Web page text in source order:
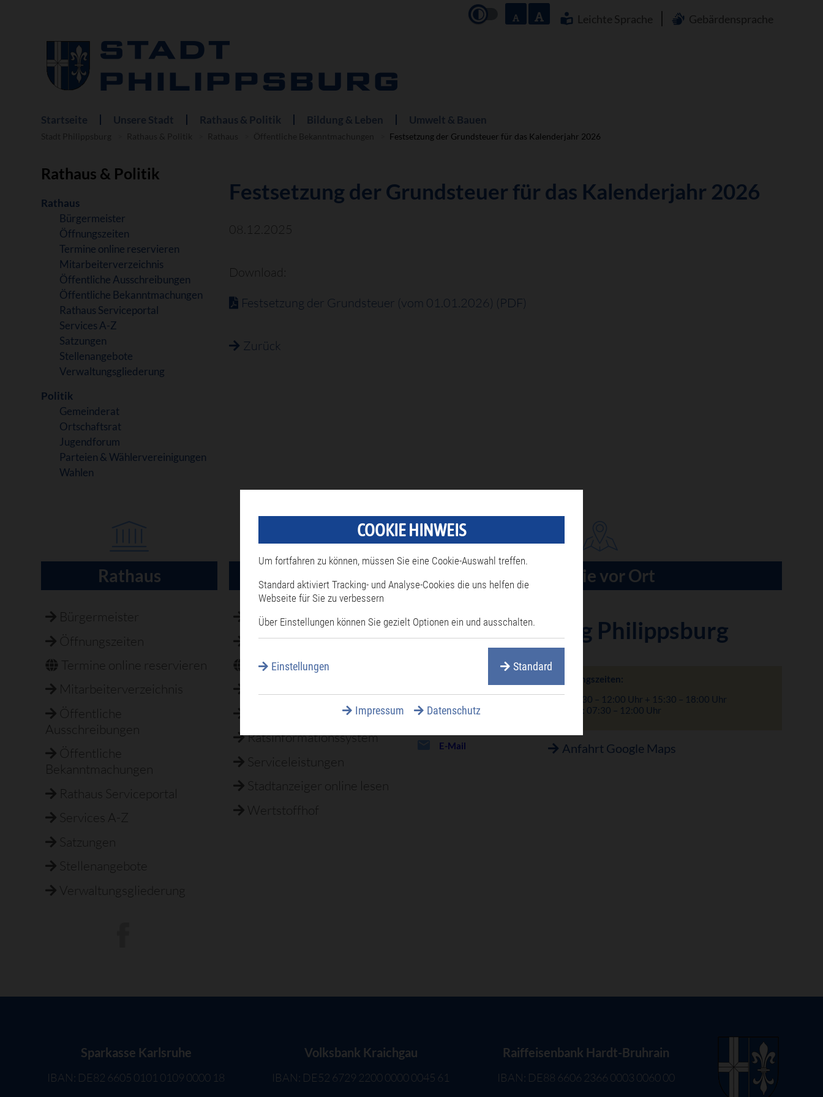
Leichte Sprache Gebärdensprache
Navigation
überspringen
Startseite Unsere Stadt Rathaus & Politik Bildung & Leben Umwelt & Bauen
Festsetzung der Grundsteuer für das Kalenderjahr 2026
Rathaus & Politik
Navigation
überspringen
Rathaus
Bürgermeister
Öffnungszeiten
Termine online reservieren
Mitarbeiterverzeichnis
Öffentliche Ausschreibungen
Öffentliche Bekanntmachungen
Rathaus Serviceportal
Services A-Z
Satzungen
Stellenangebote
Verwaltungsgliederung
Politik
Gemeinderat
Ortschaftsrat
Jugendforum
Parteien & Wählervereinigungen
Wahlen
Festsetzung der Grundsteuer für das Kalenderjahr 2026
08.12.2025
Download:
Festsetzung der Grundsteuer (vom 01.01.2026) (PDF)
Zurück
Rathaus
Bürgermeister
Öffnungszeiten
Termine online reservieren
Mitarbeiterverzeichnis
Öffentliche
Ausschreibungen
Öffentliche
Bekanntmachungen
Rathaus Serviceportal
Services A-Z
Satzungen
Stellenangebote
Verwaltungsgliederung
Häufig gesucht
Bestattungen
Ferienprogramm
Fundsachen
PhilMeet Videokonferenz
Ratsinformationssystem
Serviceleistungen
Stadtanzeiger online lesen
Wertstoffhof
Für Sie vor Ort
Stadtverwaltung Philippsburg
Rote-Tor-Straße 6 – 10,
E-Mail
Öffnungszeiten:
Mo: 7:30 – 12:00 Uhr + 15:30 – 18:00 Uhr
Di – Fr: 07:30 – 12:00 Uhr
Anfahrt Google Maps
Sparkasse Karlsruhe
IBAN: DE82 6605 0101 0109 0000 18
Volksbank Kraichgau
IBAN: DE52 6729 2200 0000 0045 61
Raiffeisenbank Hardt-Bruhrain
IBAN: DE88 6606 2366 0003 0060 00
COOKIE HINWEIS
Um fortfahren zu können, müssen Sie eine Cookie-Auswahl treffen.
Standard aktiviert Tracking- und Analyse-Cookies die uns helfen die
Webseite für Sie zu verbessern
Über Einstellungen können Sie gezielt Optionen ein und ausschalten.
Einstellungen Standard
Impressum Datenschutz